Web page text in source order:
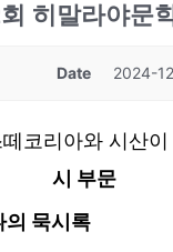
히말라야문
Date 2024-
코리아와 시산이
시 부문
의 묵시록